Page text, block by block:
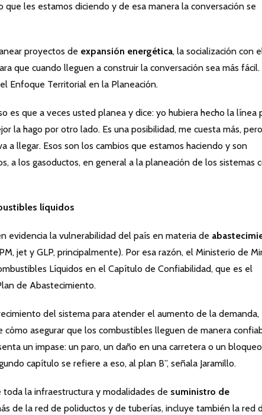
les estamos diciendo y de esa manera la conversación se
proyectos de expansión energética, la socialización con
que cuando lleguen a construir la conversación sea más fácil.
Enfoque Territorial en la Planeación.
es que a veces usted planea y dice: yo hubiera hecho la línea
la hago por otro lado. Es una posibilidad, me cuesta más,
a llegar. Esos son los cambios que estamos haciendo y son
a los gasoductos, en general a la planeación de los sistemas
líquidos
evidencia la vulnerabilidad del país en materia de
jet y GLP, principalmente). Por esa razón, el Ministerio de
Líquidos en el Capítulo de Confiabilidad, que es el
de Abastecimiento.
del sistema para atender el aumento de la demanda,
asegurar que los combustibles lleguen de manera
un impase: un paro, un daño en una carretera o un
capítulo se refiere a eso, al plan B”, señala Jaramillo.
toda la infraestructura y modalidades de suministro de
de la red de poliductos y de tuberías, incluye también la red